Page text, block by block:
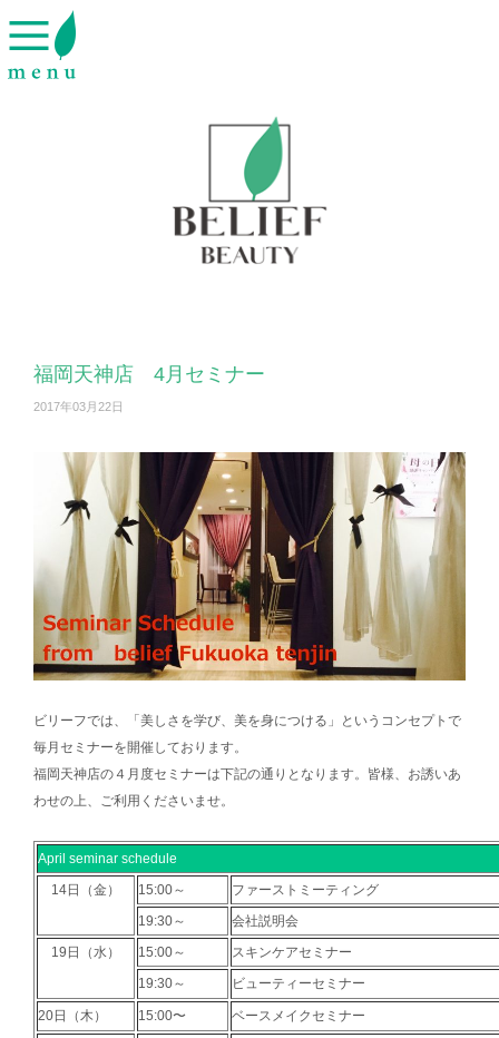
福岡天神店 4月セミナー
2017年03月22日
ビリーフでは、「美しさを学び、美を身につける」というコンセプトで
毎月セミナーを開催しております。
福岡天神店の４月度セミナーは下記の通りとなります。皆様、お誘いあ
わせの上、ご利用くださいませ。
April seminar schedule
14日（金）
15:00～
ファーストミーティング
19:30～
会社説明会
19日（水）
15:00～
スキンケアセミナー
19:30～
ビューティーセミナー
20日（木） 15:00〜 ベースメイクセミナー